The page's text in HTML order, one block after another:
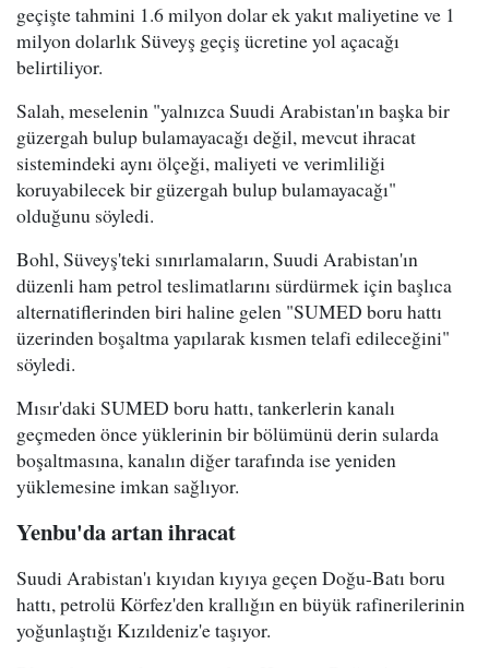
geçişte tahmini 1.6 milyon dolar ek yakıt maliyetine ve 1
milyon dolarlık Süveyş geçiş ücretine yol açacağı
belirtiliyor.
Salah, meselenin "yalnızca Suudi Arabistan'ın başka bir
güzergah bulup bulamayacağı değil, mevcut ihracat
sistemindeki aynı ölçeği, maliyeti ve verimliliği
koruyabilecek bir güzergah bulup bulamayacağı"
olduğunu söyledi.
Bohl, Süveyş'teki sınırlamaların, Suudi Arabistan'ın
düzenli ham petrol teslimatlarını sürdürmek için başlıca
alternatiflerinden biri haline gelen "SUMED boru hattı
üzerinden boşaltma yapılarak kısmen telafi edileceğini"
söyledi.
Mısır'daki SUMED boru hattı, tankerlerin kanalı
geçmeden önce yüklerinin bir bölümünü derin sularda
boşaltmasına, kanalın diğer tarafında ise yeniden
yüklemesine imkan sağlıyor.
Yenbu'da artan ihracat
Suudi Arabistan'ı kıyıdan kıyıya geçen Doğu-Batı boru
hattı, petrolü Körfez'den krallığın en büyük rafinerilerinin
yoğunlaştığı Kızıldeniz'e taşıyor.